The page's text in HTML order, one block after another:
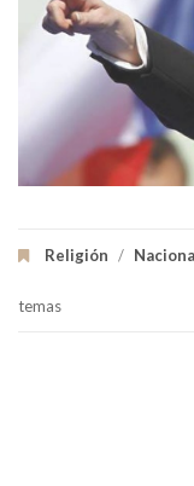
Religión /
temas